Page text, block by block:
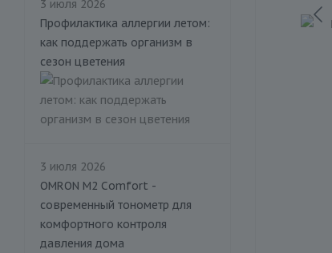
3 июля 2026
Профилактика аллергии летом:
как поддержать организм в
сезон цветения
3 июля 2026
OMRON M2 Comfort -
современный тонометр для
комфортного контроля
давления дома